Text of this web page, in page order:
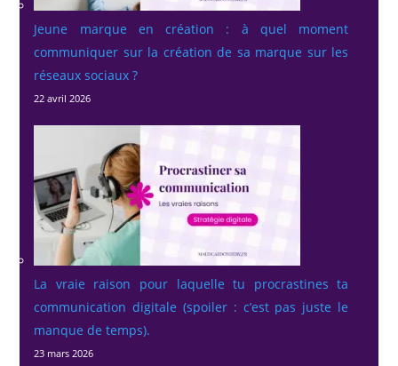
Jeune marque en création : à quel moment
communiquer sur la création de sa marque sur les
réseaux sociaux ?
22 avril 2026
La vraie raison pour laquelle tu procrastines ta
communication digitale (spoiler : c’est pas juste le
manque de temps).
23 mars 2026